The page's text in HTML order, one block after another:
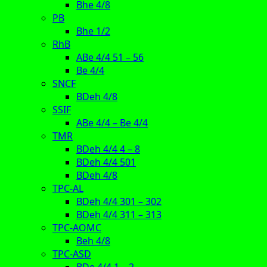
Bhe 4/8
PB
Bhe 1/2
RhB
ABe 4/4 51 – 56
Be 4/4
SNCF
BDeh 4/8
SSIF
ABe 4/4 – Be 4/4
TMR
BDeh 4/4 4 – 8
BDeh 4/4 501
BDeh 4/8
TPC-AL
BDeh 4/4 301 – 302
BDeh 4/4 311 – 313
TPC-AOMC
Beh 4/8
TPC-ASD